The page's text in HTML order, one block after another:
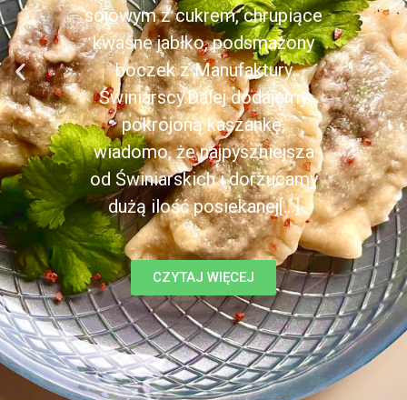
sojowym z cukrem, chrupiące
kwaśne jabłko, podsmażony
boczek z Manufaktury
Świniarscy.Dalej dodajemy
pokrojoną kaszankę,
wiadomo, że najpyszniejsza
od Świniarskich i dorzucamy
dużą ilość posiekanej[...]
CZYTAJ WIĘCEJ